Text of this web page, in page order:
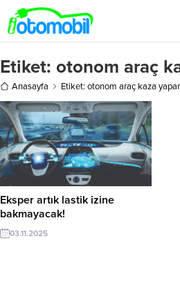
Etiket: otonom araç
Anasayfa Etiket: otonom araç kaza
Eksper artık lastik izine
bakmayacak!
03.11.2025